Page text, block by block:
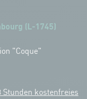
(L-1745)
"Coque"
Stunden kostenfreies